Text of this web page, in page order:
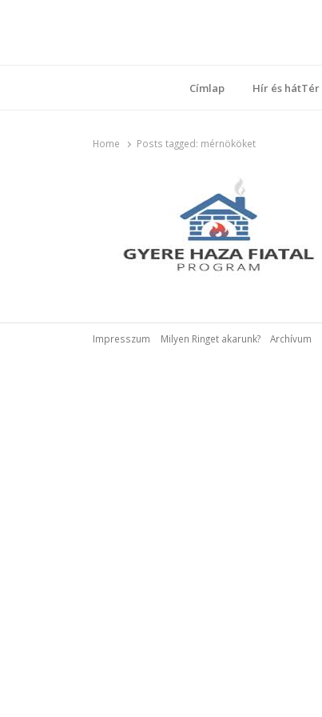
Címlap Hír és hátTér
Home Posts tagged: mérnököket
Impresszum Milyen Ringet akarunk? Archívum